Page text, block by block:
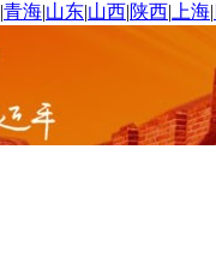
|青海|山东|山西|陕西| 上海|